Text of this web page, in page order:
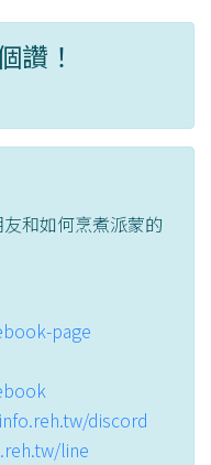
讚！
和如何烹煮派蒙的
page
discord
line